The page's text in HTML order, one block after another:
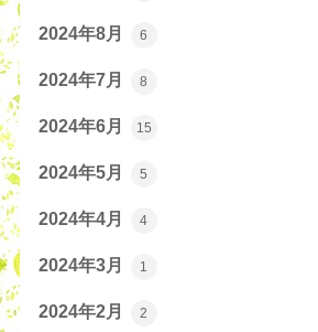
2024年8月 6
2024年7月 8
2024年6月 15
2024年5月 5
2024年4月 4
2024年3月 1
2024年2月 2